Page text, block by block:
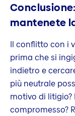
mantenete
Il conflitto con i
prima che si
indietro e
più neutrale
motivo di litigio?
compromesso?